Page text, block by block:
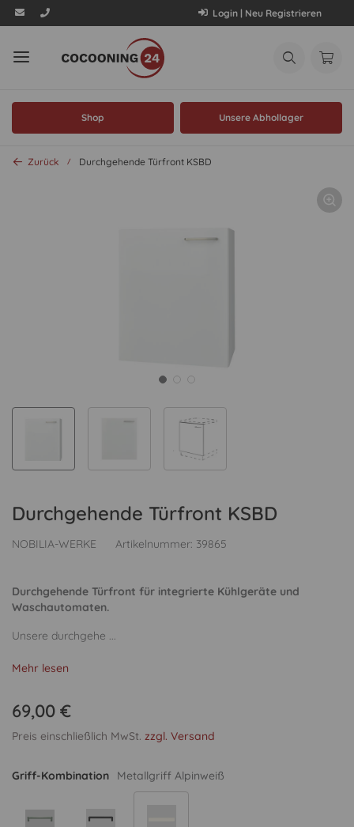
Login | Neu Registrieren
Shop Unsere Abhollager
Zurück Durchgehende Türfront KSBD
Durchgehende Türfront KSBD
NOBILIA-WERKE Artikelnummer: 39865
Durchgehende Türfront für integrierte Kühlgeräte und
Waschautomaten.
Unsere durchgehe ...
Mehr lesen
69,00 €
Preis einschließlich MwSt. zzgl. Versand
Griff-Kombination Metallgriff Alpinweiß